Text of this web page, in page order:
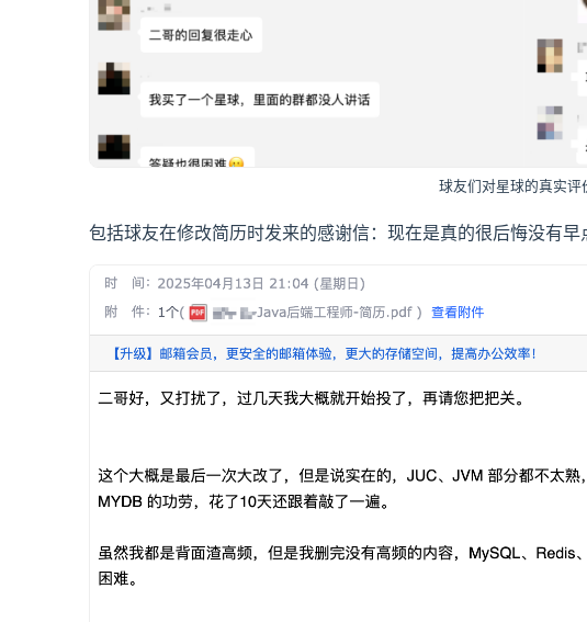
球友们对星球的真实评
包括球友在修改简历时发来的感谢信：现在是真的很后悔没有